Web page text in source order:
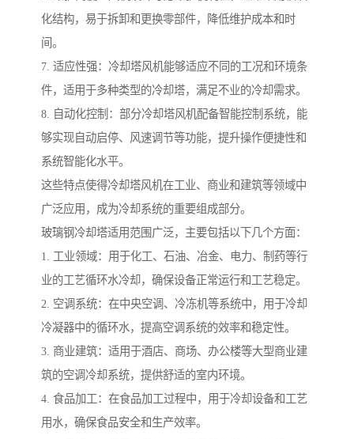
化结构，易于拆卸和更换零部件，降低维护成本和时
间。
7. 适应性强：冷却塔风机能够适应不同的工况和环境条
件，适用于多种类型的冷却塔，满足不业的冷却需求。
8. 自动化控制：部分冷却塔风机配备智能控制系统，能
够实现自动启停、风速调节等功能，提升操作便捷性和
系统智能化水平。
这些特点使得冷却塔风机在工业、商业和建筑等领域中
广泛应用，成为冷却系统的重要组成部分。
玻璃钢冷却塔适用范围广泛，主要包括以下几个方面：
1. 工业领域：用于化工、石油、冶金、电力、制药等行
业的工艺循环水冷却，确保设备正常运行和工艺稳定。
2. 空调系统：在中央空调、冷冻机等系统中，用于冷却
冷凝器中的循环水，提高空调系统的效率和稳定性。
3. 商业建筑：适用于酒店、商场、办公楼等大型商业建
筑的空调冷却系统，提供舒适的室内环境。
4. 食品加工：在食品加工过程中，用于冷却设备和工艺
用水，确保食品安全和生产效率。